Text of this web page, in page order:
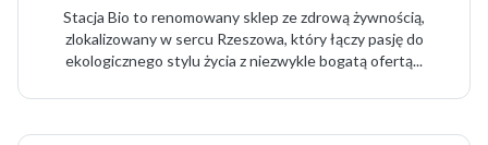
Stacja Bio to renomowany sklep ze zdrową żywnością,
zlokalizowany w sercu Rzeszowa, który łączy pasję do
ekologicznego stylu życia z niezwykle bogatą ofertą...